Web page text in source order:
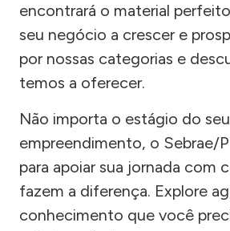
encontrará o material
seu negócio a crescer e
por nossas categorias e
temos a oferecer.
Não importa o estágio do seu
empreendimento, o Sebrae/
para apoiar sua jornada com
fazem a diferença. Explore
conhecimento que você